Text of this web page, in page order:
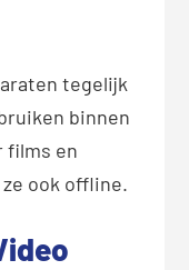
tegelijk
binnen
films en
ook offline.